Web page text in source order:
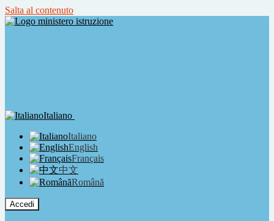
Salta al contenuto
Italiano
Italiano
English
Français
中文
Română
Accedi